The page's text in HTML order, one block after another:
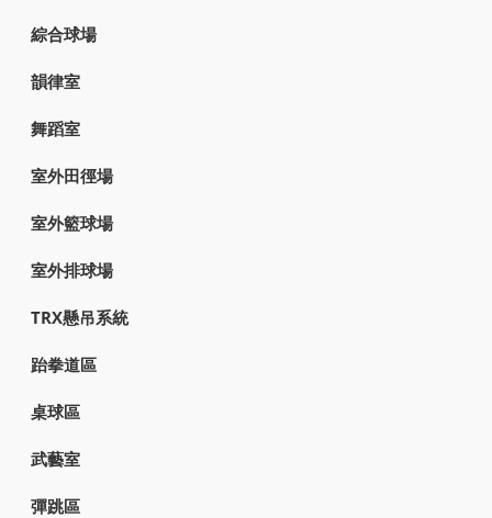
綜合球場
韻律室
舞蹈室
室外田徑場
室外籃球場
室外排球場
TRX懸吊系統
跆拳道區
桌球區
武藝室
彈跳區